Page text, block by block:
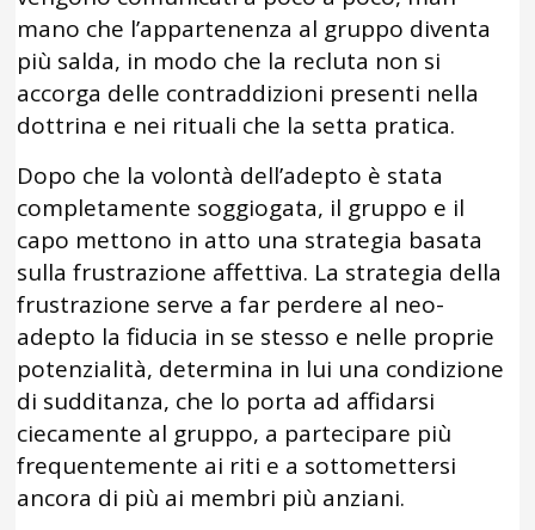
mano che l’appartenenza al gruppo diventa
più salda, in modo che la recluta non si
accorga delle contraddizioni presenti nella
dottrina e nei rituali che la setta pratica.
Dopo che la volontà dell’adepto è stata
completamente soggiogata, il gruppo e il
capo mettono in atto una strategia basata
sulla frustrazione affettiva. La strategia della
frustrazione serve a far perdere al neo-
adepto la fiducia in se stesso e nelle proprie
potenzialità, determina in lui una condizione
di sudditanza, che lo porta ad affidarsi
ciecamente al gruppo, a partecipare più
frequentemente ai riti e a sottomettersi
ancora di più ai membri più anziani.